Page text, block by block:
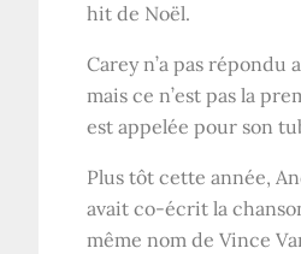
hit de Noël.
Carey n’a pas répondu
mais ce n’est pas la
est appelée pour son
Plus tôt cette année,
avait co-écrit la
même nom de Vince